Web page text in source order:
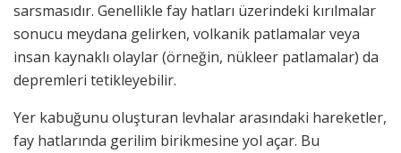
sarsmasıdır. Genellikle fay hatları üzerindeki kırılmalar
sonucu meydana gelirken, volkanik patlamalar veya
insan kaynaklı olaylar (örneğin, nükleer patlamalar) da
depremleri tetikleyebilir.
Yer kabuğunu oluşturan levhalar arasındaki hareketler,
fay hatlarında gerilim birikmesine yol açar. Bu